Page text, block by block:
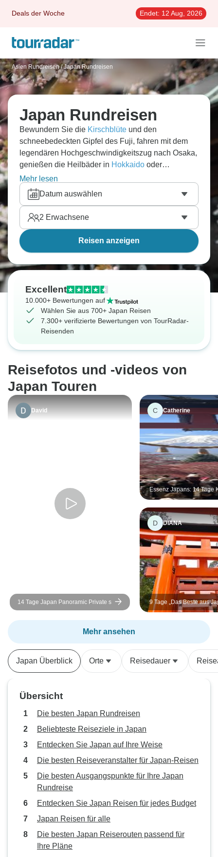
Deals der Woche Endet: 12 Aug, 2026
Asien Rundreisen / Japan Rundreisen
Japan Rundreisen
Bewundern Sie die Kirschblüte und den
schneebedeckten Gipfel des Fuji, fahren mit dem
legendären Hochgeschwindigkeitszug nach Osaka,
genießen die Heilbäder in Hokkaido oder
entdecken Tokio. Mit einer reichhaltigen
Geschichte, vielseitigen Landschaften und
köstlichen Delikatessen ist eine Rundreise durch
Japan ein wahres Paradies für Kulturliebhaber.
Wandern Sie entlang des Nakasendō Trail, schlafen
in Ihrem eigenen Ryokan oder wandern mit einer
Geisha durch Kyotos Tempel. Wie auch immer Sie
etwas für jeden.
Mehr lesen
Datum auswählen
2 Erwachsene
Reisen anzeigen
Excellent
10.000+ Bewertungen auf
Wählen Sie aus 700+ Japan Reisen
7.300+ verifizierte Bewertungen von TourRadar-
Reisenden
Reisefotos und -videos von
Japan Touren
David
14 Tage Japan Panoramic Private s
C Catherine
Essenz Japans: 14 Tage
durch Tokio, Kyoto, Nara
D DIANA
9 Tage „Das Beste aus
Kirschblütenreise,
Kleingruppenreise
Mehr ansehen
Japan Überblick Orte Reisedauer
Übersicht
Die besten Japan Rundreisen
Beliebteste Reiseziele in Japan
Entdecken Sie Japan auf Ihre Weise
Die besten Reiseveranstalter für Japan-Reisen
Die besten Ausgangspunkte für Ihre Japan
Rundreise
Entdecken Sie Japan Reisen für jedes Budget
Japan Reisen für alle
Die besten Japan Reiserouten passend für
Ihre Pläne